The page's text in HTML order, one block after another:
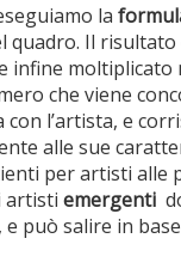
la
quadro. Il
infine moltiplicato
che viene
l’artista, e
alle sue
per artisti alle
artisti emergenti
può salire in